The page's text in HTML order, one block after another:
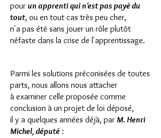
pour un apprenti qui n'est pas payé du
tout, ou en tout cas très peu cher,
n'a pas été sans jouer un rôle plutôt
néfaste dans la crise de l'apprentissage.
Parmi les solutions préconisées de toutes
parts, nous allons nous attacher
à examiner celle proposée comme
conclusion à un projet de loi déposé,
il y a quelques années déjà, par M. Henri
Michel, député :